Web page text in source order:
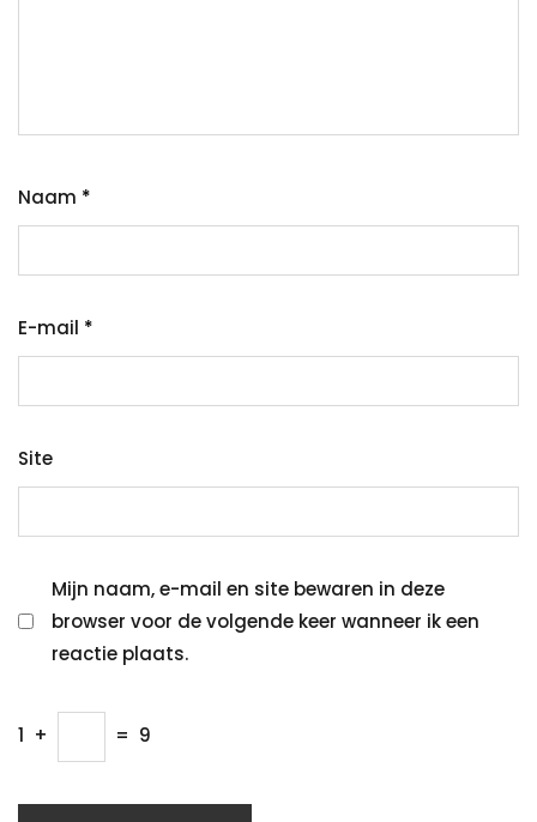
Naam *
E-mail *
Site
Mijn naam, e-mail en site bewaren in deze
browser voor de volgende keer wanneer ik een
reactie plaats.
1 + = 9